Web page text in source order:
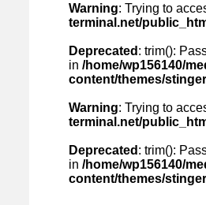
Warning: Trying to
terminal.net/
Deprecated : trim():
in /home/wp156140/
content/themes/
Warning: Trying to
terminal.net/
Deprecated : trim():
in /home/wp156140/
content/themes/